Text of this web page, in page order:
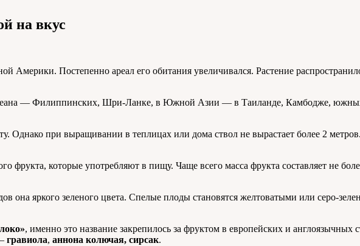
на вкус
Постепенно ареал его обитания увеличивался. Растение
— Филиппинских, Шри-Ланке, в Южной Азии — в Таиланде, Камбодже,
Однако при выращивании в теплицах или дома ствол не вырастает более 2
фрукта, которые употребляют в пищу. Чаще всего масса фрукта составляет не
она яркого зеленого цвета. Спелые плоды становятся желтоватыми или серо-
, именно это название закрепилось за фруктом в европейских и
гравиола, аннона колючая, сирсак.